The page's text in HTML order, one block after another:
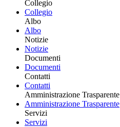
Collegio
Collegio
Albo
Albo
Notizie
Notizie
Documenti
Documenti
Contatti
Contatti
Amministrazione Trasparente
Amministrazione Trasparente
Servizi
Servizi